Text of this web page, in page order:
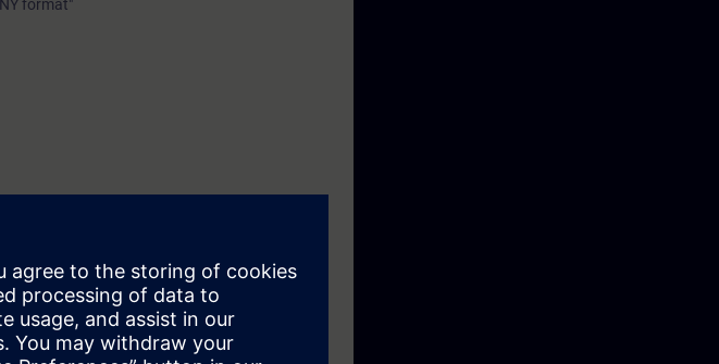
format"
og lære de mer komplekse
og setter i gang distribuert I/O
over ditt anlegg og hjelpe deg til å forstå